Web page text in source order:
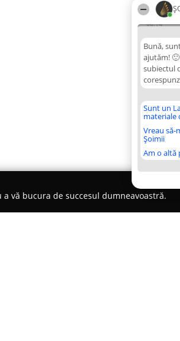
08:14
Bună,
ajutăm!
subiectul
Sunt un
materiale
Vreau
Șoimii
Am o altă
vă bucura de succesul dumneavoastră.